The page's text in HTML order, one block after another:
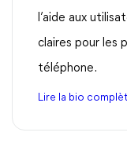
l’aide aux
claires pour les
téléphone.
Lire la bio